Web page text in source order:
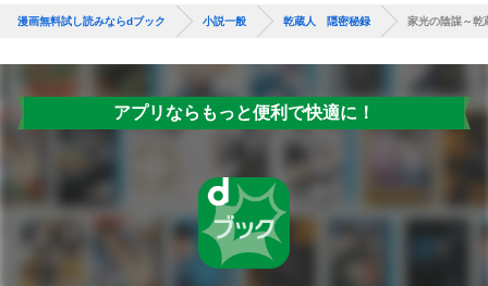
漫画無料試し読みならdブック 小説一般 乾蔵人 隠密秘録 家光の陰謀～
アプリならもっと便利で快適に！